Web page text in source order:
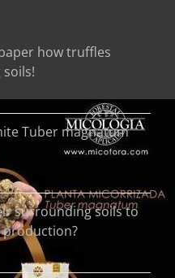
how truffles
Tuber magnatum
surrounding soils to